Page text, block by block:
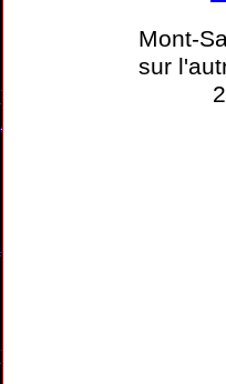
Mont-
sur